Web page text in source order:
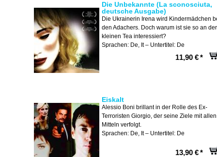
Die Unbekannte (La sconosciuta,
deutsche Ausgabe)
Die Ukrainerin Irena wird Kindermädchen
den Adachers. Doch warum ist sie so an der
kleinen Tea interessiert?
Sprachen: De, It – Untertitel: De
11,90 €*
Eiskalt
Alessio Boni brillant in der Rolle des Ex-
Terroristen Giorgio, der seine Ziele mit allen
Mitteln verfolgt.
Sprachen: De, It – Untertitel: De
13,90 €*